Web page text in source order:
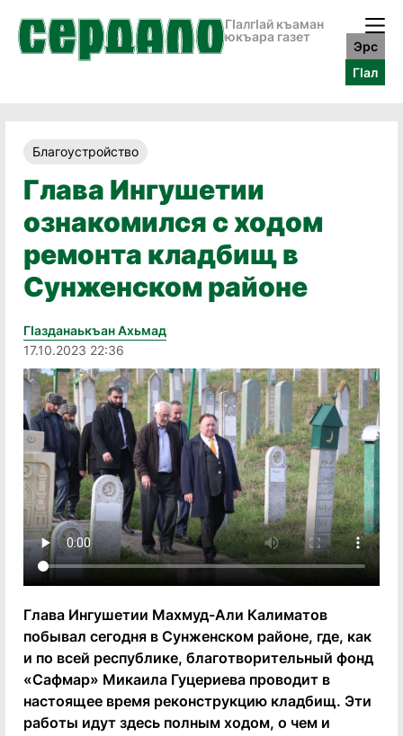
ГӀалгӀай къаман
юкъара газет
Эрс
ГӀал
Благоустройство
Глава Ингушетии
ознакомился с ходом
ремонта кладбищ в
Сунженском районе
Гӏазданаькъан Ахьмад
17.10.2023 22:36
Глава Ингушетии Махмуд-Али Калиматов
побывал сегодня в Сунженском районе, где, как
и по всей республике, благотворительный фонд
«Сафмар» Микаила Гуцериева проводит в
настоящее время реконструкцию кладбищ. Эти
работы идут здесь полным ходом, о чем и